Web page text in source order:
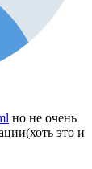
но не очень
это и